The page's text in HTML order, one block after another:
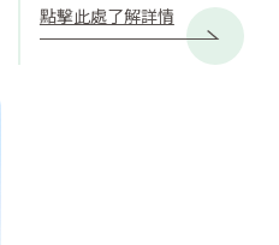
點擊此處了解詳情